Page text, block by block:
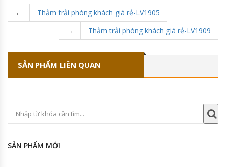
←
Thảm trải phòng khách giá rẻ-LV1905
Thảm trải phòng khách giá rẻ-LV1909
→
SẢN PHẨM LIÊN QUAN
SẢN PHẨM MỚI